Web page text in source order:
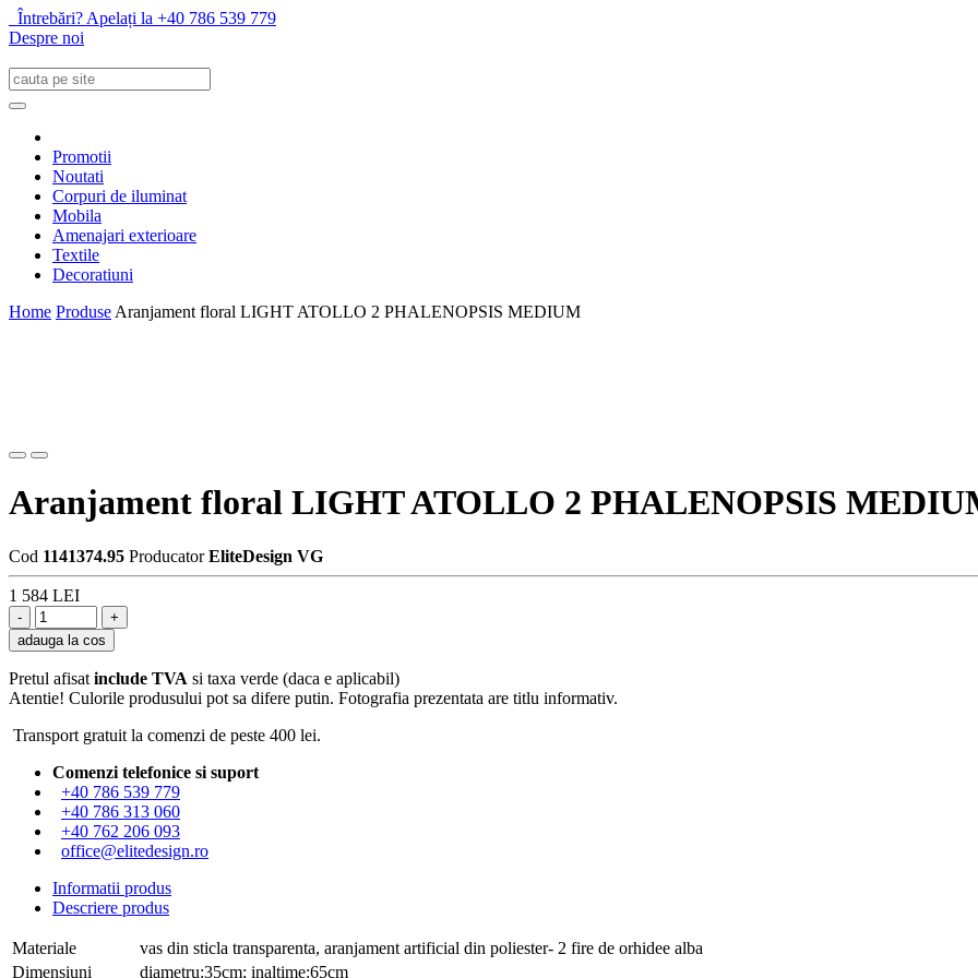
Întrebări? Apelați la +40 786 539 779
Despre noi
Promotii
Noutati
Corpuri de iluminat
Mobila
Amenajari exterioare
Textile
Decoratiuni
Home Produse Aranjament floral LIGHT ATOLLO 2 PHALENOPSIS MEDIUM
Aranjament floral LIGHT ATOLLO 2 PHALENOPSIS
Cod 1141374.95 Producator EliteDesign VG
1 584 LEI
adauga la cos
Pretul afisat include TVA si taxa verde (daca e aplicabil)
Atentie! Culorile produsului pot sa difere putin. Fotografia prezentata are titlu informativ.
Transport gratuit la comenzi de peste 400 lei.
Comenzi telefonice si suport
+40 786 539 779
+40 786 313 060
+40 762 206 093
office@elitedesign.ro
Informatii produs
Descriere produs
Materiale
vas din sticla transparenta, aranjament artificial din poliester- 2 fire de orhidee alba
Dimensiuni
diametru:35cm; inaltime:65cm